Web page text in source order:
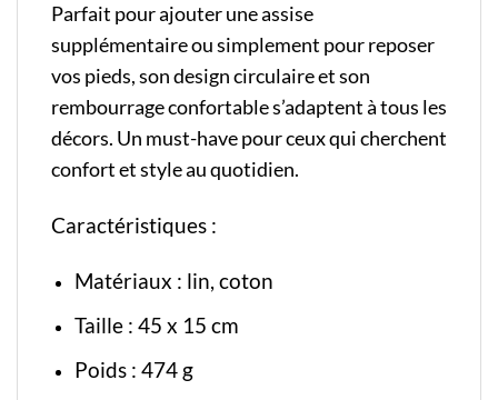
Parfait pour ajouter une assise
supplémentaire ou simplement pour reposer
vos pieds, son design circulaire et son
rembourrage confortable s’adaptent à tous les
décors. Un must-have pour ceux qui cherchent
confort et style au quotidien.
Caractéristiques :
Matériaux : lin, coton
Taille : 45 x 15 cm
Poids : 474 g